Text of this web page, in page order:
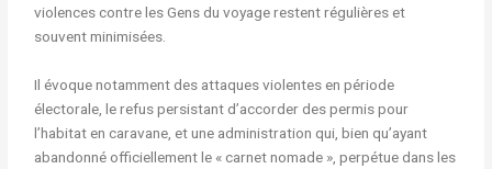
violences contre les Gens du voyage restent régulières et
souvent minimisées.
Il évoque notamment des attaques violentes en période
électorale, le refus persistant d’accorder des permis pour
l’habitat en caravane, et une administration qui, bien qu’ayant
abandonné officiellement le « carnet nomade », perpétue dans les